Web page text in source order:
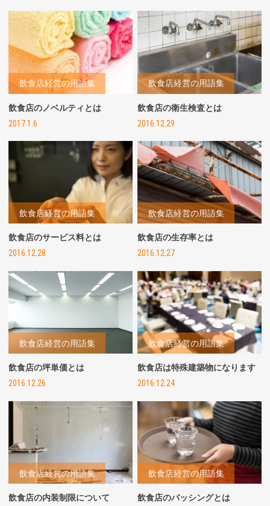
飲食店経営の用語集
飲食店のノベルティとは
2017.1.6
飲食店経営の用語集
飲食店の衛生検査とは
2016.12.29
飲食店経営の用語集
飲食店のサービス料とは
2016.12.28
飲食店経営の用語集
飲食店の生存率とは
2016.12.27
飲食店経営の用語集
飲食店の坪単価とは
2016.12.26
飲食店経営の用語集
飲食店は特殊建築物になります
2016.12.24
飲食店経営の用語集
飲食店の内装制限について
飲食店経営の用語集
飲食店のバッシングとは